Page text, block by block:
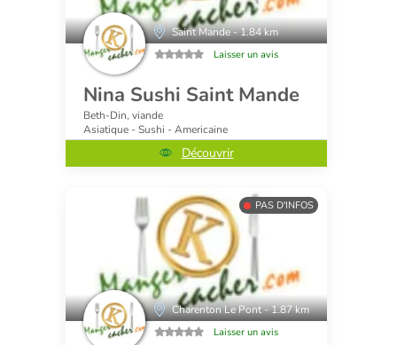
Saint Mande - 1.84 km
Laisser un avis
Nina Sushi Saint Mande
Beth-Din, viande
Asiatique - Sushi - Americaine
Découvrir
PAS D'INFOS
Charenton Le Pont - 1.87 km
Laisser un avis